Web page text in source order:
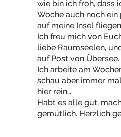
wie bin ich froh, dass
Woche auch noch ein
auf meine Insel
Ich freu mich von Euch
liebe Raumseelen,
auf Post von Übersee.
Ich arbeite am
schau aber immer
hier rein…
Habt es alle gut,
gemütlich. Herzlich